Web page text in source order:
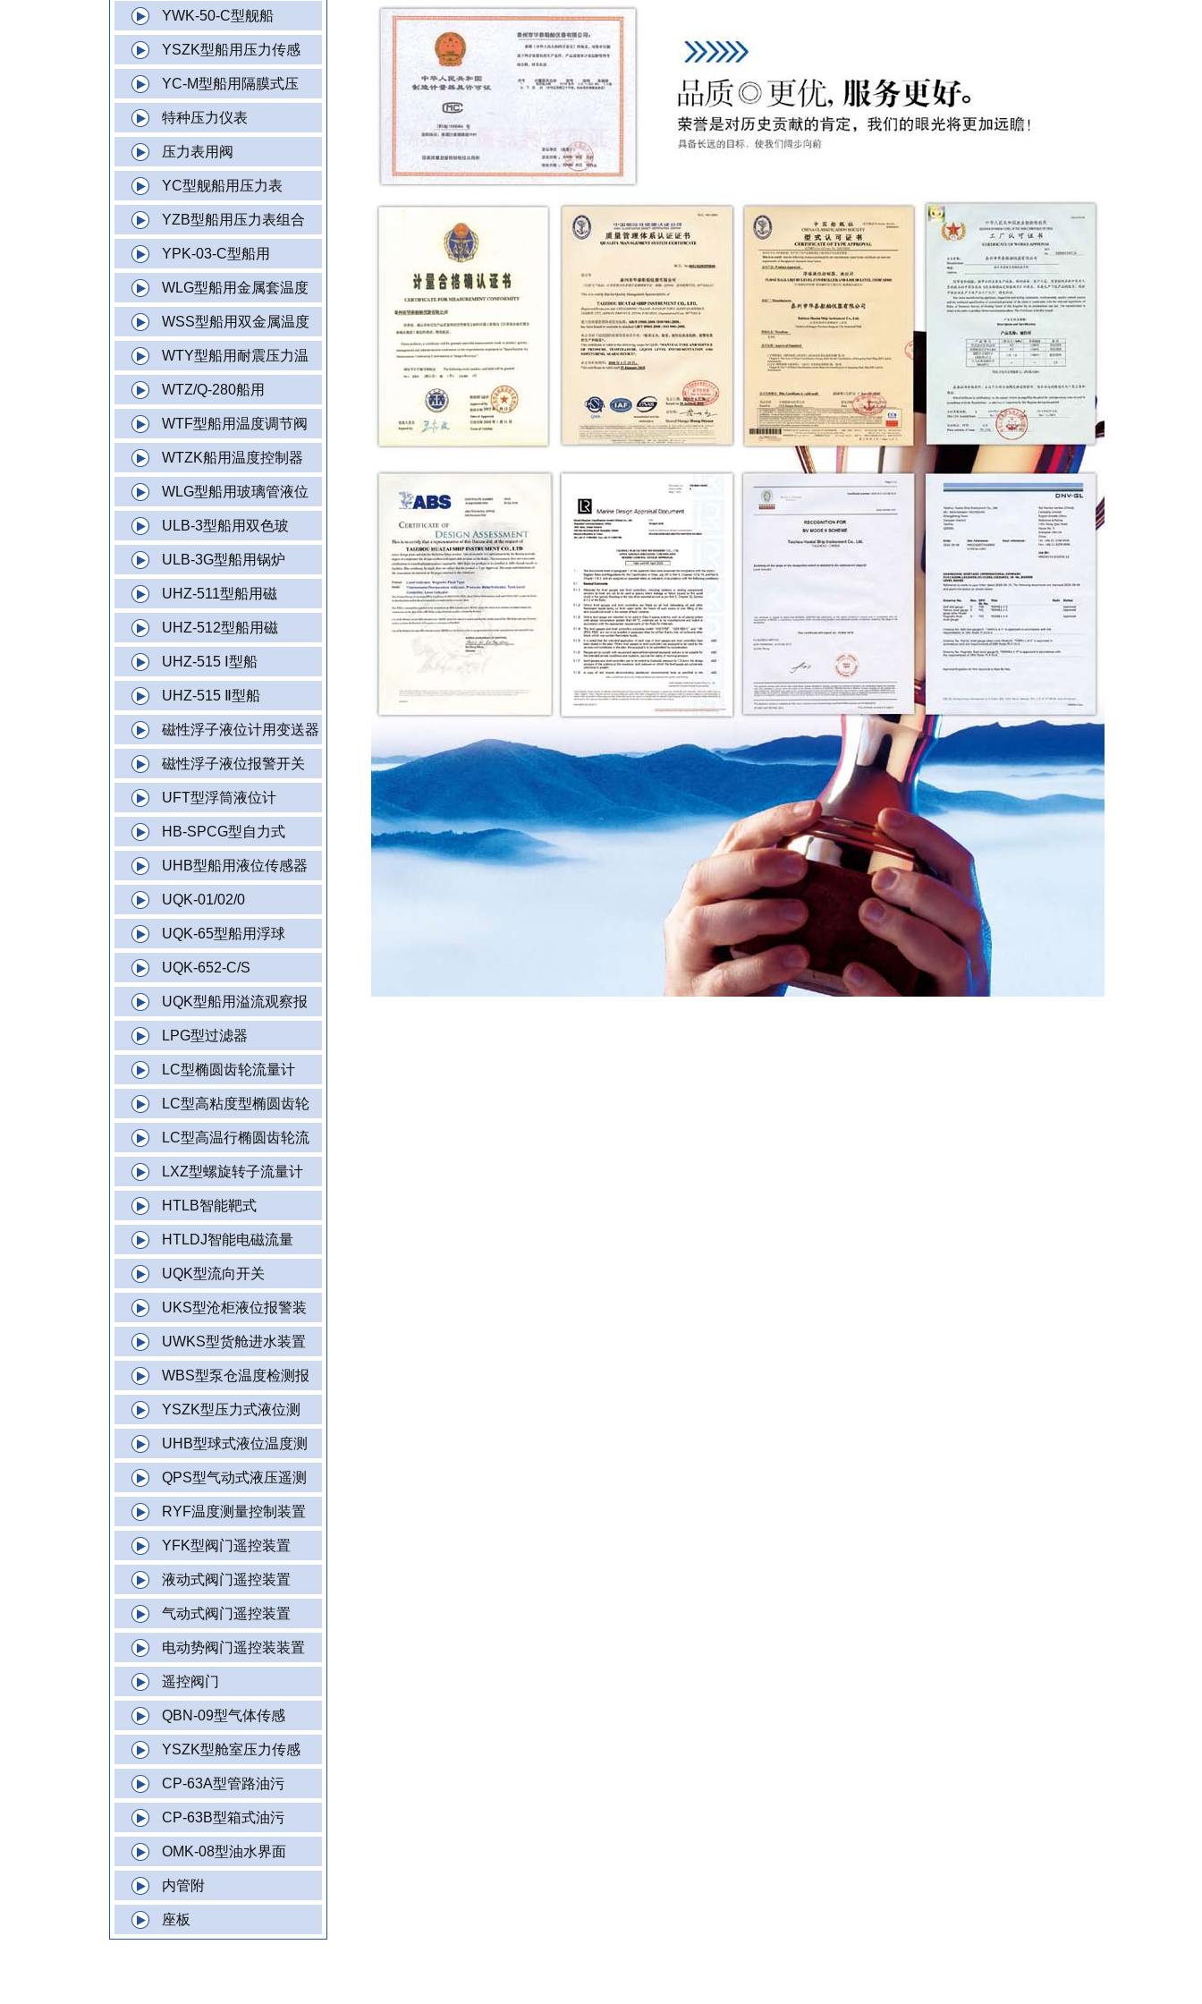
YWK-50-C型舰船
YSZK型船用压力传感
YC-M型船用隔膜式压
特种压力仪表
压力表用阀
YC型舰船用压力表
YZB型船用压力表组合
YPK-03-C型船用
WLG型船用金属套温度
WSS型船用双金属温度
WTY型船用耐震压力温
WTZ/Q-280船用
WTF型船用温度调节阀
WTZK船用温度控制器
WLG型船用玻璃管液位
ULB-3型船用双色玻
ULB-3G型船用锅炉
UHZ-511型船用磁
UHZ-512型船用磁
UHZ-515 Ⅰ型船
UHZ-515 Ⅱ型船
磁性浮子液位计用变送器
磁性浮子液位报警开关
UFT型浮筒液位计
HB-SPCG型自力式
UHB型船用液位传感器
UQK-01/02/0
UQK-65型船用浮球
UQK-652-C/S
UQK型船用溢流观察报
LPG型过滤器
LC型椭圆齿轮流量计
LC型高粘度型椭圆齿轮
LC型高温行椭圆齿轮流
LXZ型螺旋转子流量计
HTLB智能靶式
HTLDJ智能电磁流量
UQK型流向开关
UKS型沧柜液位报警装
UWKS型货舱进水装置
WBS型泵仓温度检测报
YSZK型压力式液位测
UHB型球式液位温度测
QPS型气动式液压遥测
RYF温度测量控制装置
YFK型阀门遥控装置
液动式阀门遥控装置
气动式阀门遥控装置
电动势阀门遥控装装置
遥控阀门
QBN-09型气体传感
YSZK型舱室压力传感
CP-63A型管路油污
CP-63B型箱式油污
OMK-08型油水界面
内管附
座板